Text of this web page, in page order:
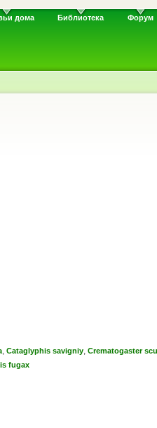
дома Библиотека Форум
, Cataglyphis savigniy, Crematogaster
fugax